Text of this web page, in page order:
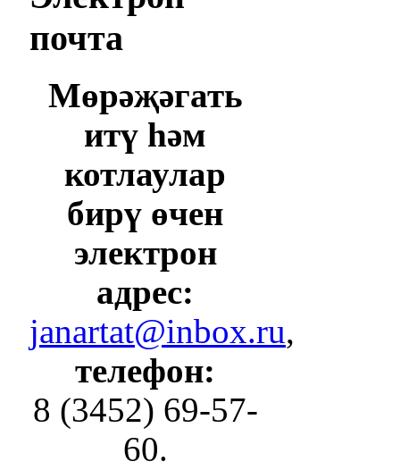
почта
Мөрәҗәгать
итү һәм
котлаулар
бирү өчен
электрон
адрес:
janartat@inbox.ru,
телефон:
8 (3452) 69-57-
60.